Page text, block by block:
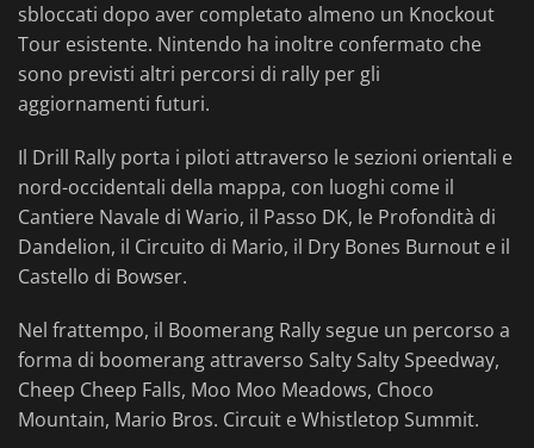
sbloccati dopo aver completato almeno un Knockout
Tour esistente. Nintendo ha inoltre confermato che
sono previsti altri percorsi di rally per gli
aggiornamenti futuri.
Il Drill Rally porta i piloti attraverso le sezioni orientali e
nord-occidentali della mappa, con luoghi come il
Cantiere Navale di Wario, il Passo DK, le Profondità di
Dandelion, il Circuito di Mario, il Dry Bones Burnout e il
Castello di Bowser.
Nel frattempo, il Boomerang Rally segue un percorso a
forma di boomerang attraverso Salty Salty Speedway,
Cheep Cheep Falls, Moo Moo Meadows, Choco
Mountain, Mario Bros. Circuit e Whistletop Summit.